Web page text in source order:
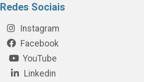
Redes Sociais
Instagram
Facebook
YouTube
Linkedin